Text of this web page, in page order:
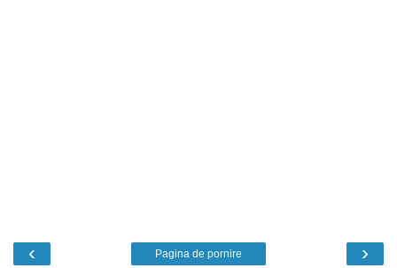
‹ ›
Pagina de pornire